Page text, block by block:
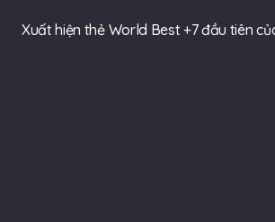
Xuất hiện thẻ World Best +7 đầu tiên